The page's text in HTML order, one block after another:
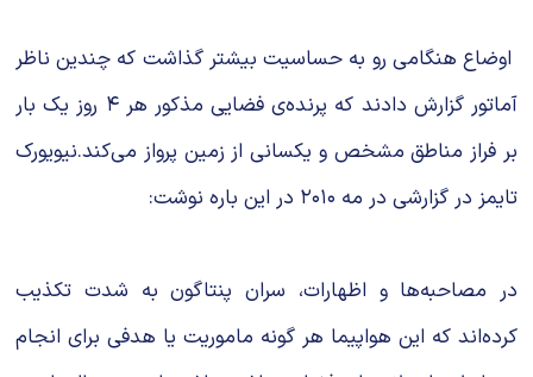
اوضاع هنگامی رو به حساسیت بیشتر گذاشت که چندین ناظر
آماتور گزارش دادند که پرنده‌ی فضایی مذکور هر ۴ روز یک بار
بر فراز مناطق مشخص و یکسانی از زمین پرواز می‌کند.نیویورک
تایمز در گزارشی در مه ۲۰۱۰ در این باره نوشت:
در مصاحبه‌ها و اظهارات، سران پنتاگون به شدت تکذیب
کرده‌‌اند که این هواپیما هر گونه ماموریت یا هدفی برای انجام